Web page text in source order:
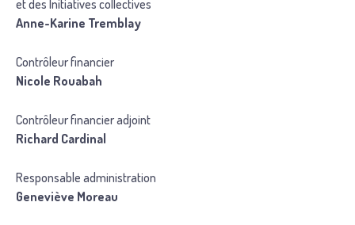
et des Initiatives collectives
Anne-Karine Tremblay
Contrôleur financier
Nicole Rouabah
Contrôleur financier adjoint
Richard Cardinal
Responsable administration
Geneviève Moreau